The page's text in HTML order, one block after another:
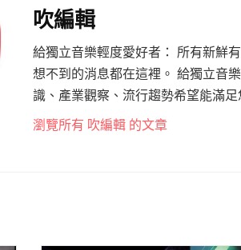
吹編輯
給獨立音樂輕度愛好者： 所有新鮮
想不到的消息都在這裡。 給獨立音
識、產業觀察、流行趨勢希望能滿足
瀏覽所有 吹編輯 的文章